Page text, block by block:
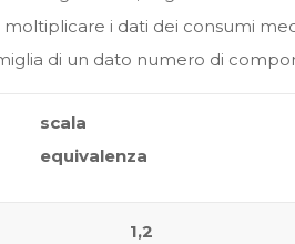
i dati dei consumi
di un dato numero di
scala
equivalenza
1,2